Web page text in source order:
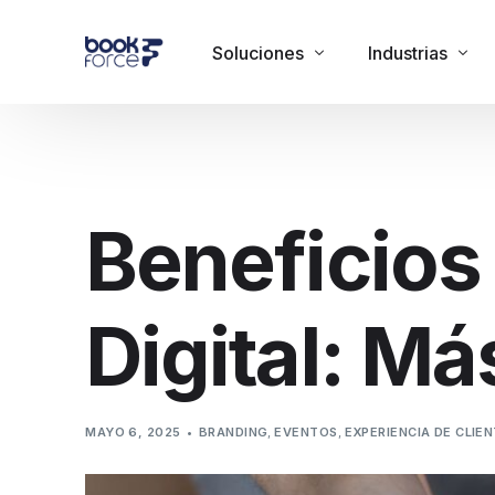
Soluciones
Gestiona tu negocio
Industrias
Centro de
Circos
Colegios y
Eventos
Fiestas/clubes
Fondas
Beneficios
Digital:
MAYO 6, 2025 BRANDING ,EVENTOS EXPERIENCIA DE